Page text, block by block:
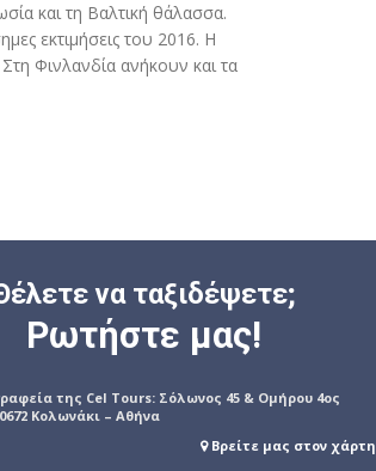
και τη Βαλτική θάλασσα.
εκτιμήσεις του 2016. Η
Φινλανδία ανήκουν και τα
να ταξιδέψετε;
Ρωτήστε μας!
της Cel Tours: Σόλωνος 45 & Ομήρου 4ος
Κολωνάκι – Αθήνα
Βρείτε μας στον χάρτη